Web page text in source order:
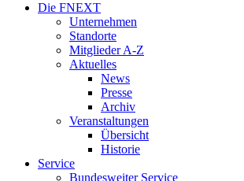
Die FNEXT
Unternehmen
Standorte
Mitglieder A-Z
Aktuelles
News
Presse
Archiv
Veranstaltungen
Übersicht
Historie
Service
Bundesweiter Service